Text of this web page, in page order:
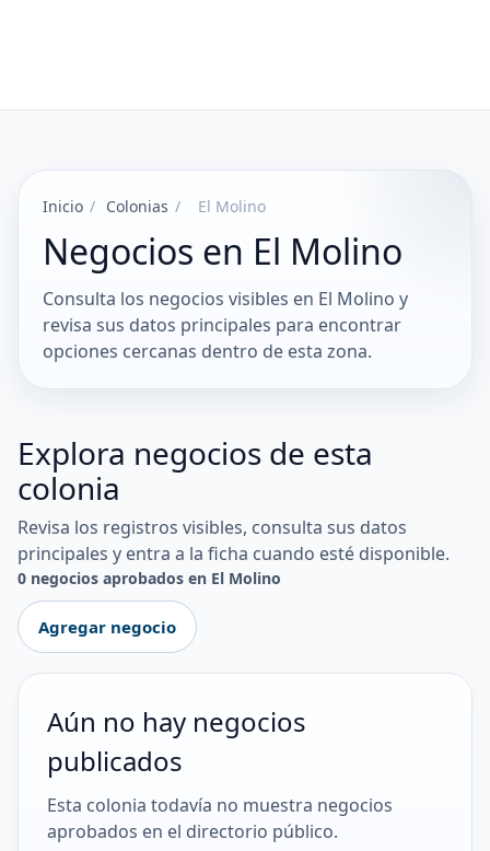
Inicio / Colonias / El Molino
Negocios en El Molino
Consulta los negocios visibles en El Molino y
revisa sus datos principales para encontrar
opciones cercanas dentro de esta zona.
Explora negocios de esta
colonia
Revisa los registros visibles, consulta sus datos
principales y entra a la ficha cuando esté disponible.
0 negocios aprobados en El Molino
Agregar negocio
Aún no hay negocios
publicados
Esta colonia todavía no muestra negocios
aprobados en el directorio público.